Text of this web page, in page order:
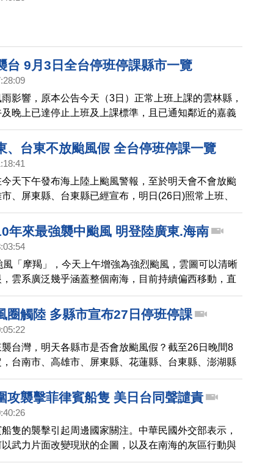
台 9月3日全台停班停課縣市一覽
影響，原本公告今天（3日）正常上班上課的雲林縣，
晚上已達停止上班及上課標準，且已通知鄰近的嘉義
政府、彰化縣政府、南投縣政府。
、台東不放颱風假 全台停班停課一覽
天下午發布海上陸上颱風警報，至於明天會不會放颱
、屏東縣、台東縣已經宣布，明日(26日)照常上班、
市也都宣布，因未列入警戒區域，明天照常上班、照
年來最強襲中颱風 明登陸廣東.海南
「摩羯」，今天上午增強為強烈颱風，雲圖可以清晰
雲系廣泛幾乎涵蓋整個南海，目前持續偏西移動，直
廣東、海南島一帶構成嚴重威脅，可能成為10年來登
颱風。
圈觸陸 多縣市宣布27日停班停課
台灣，明天各縣市是否會放颱風假？截至26日晚間8
台南市、高雄市、屏東縣、花蓮縣、台東縣、澎湖縣
、停止上課；金門縣27日上午正常上班上課，下午停班
攻襲擊菲律賓船隻 美日台同聲譴責
隻的襲擊引起周邊國家關注。中華民國外交部表示，
武力片面改變現狀的企圖，以及在南海的灰區行動與
國務卿布林肯也與菲律賓外長通話，譴責中共破壞區